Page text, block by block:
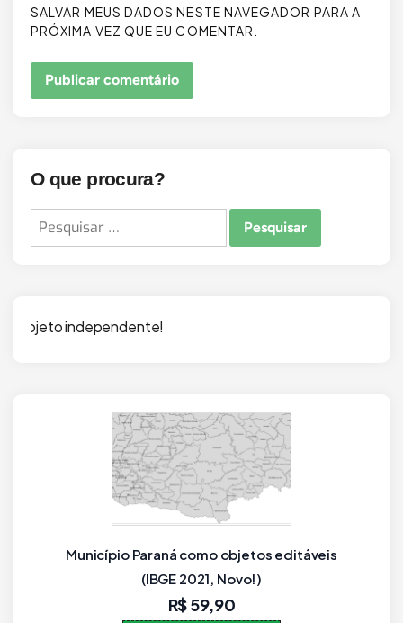
SALVAR MEUS DADOS NESTE NAVEGADOR PARA A
PRÓXIMA VEZ QUE EU COMENTAR.
O que procura?
Pesquisar
por:
Município Paraná como objetos editáveis
(IBGE 2021, Novo!)
R$59,90